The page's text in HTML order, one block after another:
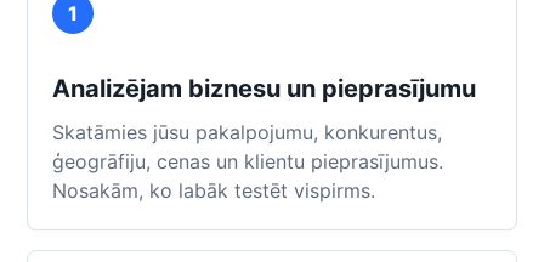
1
Analizējam biznesu un pieprasījumu
Skatāmies jūsu pakalpojumu, konkurentus,
ģeogrāfiju, cenas un klientu pieprasījumus.
Nosakām, ko labāk testēt vispirms.